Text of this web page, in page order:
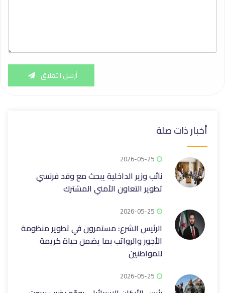
أرسل التعليق
أخبار ذات صلة
2026-05-25
نائب وزير الداخلية يبحث مع وفد فرنسي
تطوير التعاون الأمني المشترك
2026-05-25
الرئيس الشرع: مستمرون في تطوير منظومة
الأجور والرواتب ‏بما يضمن حياة كريمة
للمواطنين
2026-05-25